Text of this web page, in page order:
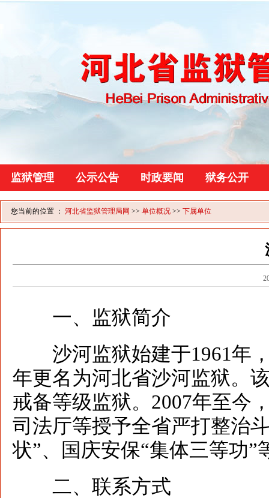
监狱管理 公示公告 时政要闻 狱务公开
您当前的位置 ： 河北省监狱管理局网 >> 单位概况 >> 下属单位
一、监狱简介
沙河监狱始建于1961年，
年更名为河北省沙河监狱。
戒备等级监狱。2007年至今
司法厅等授予全省严打整治
状”、国庆安保“集体三等功”
二、联系方式